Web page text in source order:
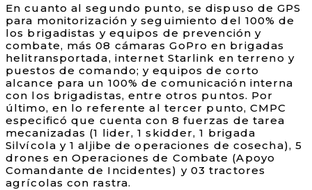
En cuanto al segundo punto, se dispuso de GPS
para monitorización y seguimiento del 100% de
los brigadistas y equipos de prevención y
combate, más 08 cámaras GoPro en brigadas
helitransportada, internet Starlink en terreno y
puestos de comando; y equipos de corto
alcance para un 100% de comunicación interna
con los brigadistas, entre otros puntos. Por
último, en lo referente al tercer punto, CMPC
especificó que cuenta con 8 fuerzas de tarea
mecanizadas (1 lider, 1 skidder, 1 brigada
Silvícola y 1 aljibe de operaciones de cosecha), 5
drones en Operaciones de Combate (Apoyo
Comandante de Incidentes) y 03 tractores
agrícolas con rastra.